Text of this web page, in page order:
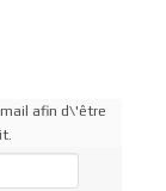
afin d\'être